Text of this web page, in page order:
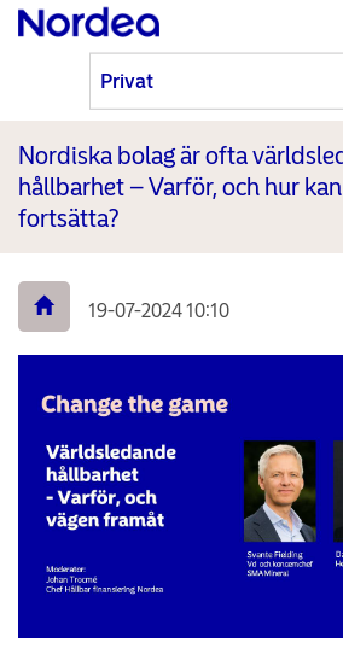
Nordiska bolag är ofta
hållbarhet – Varför, och hur
fortsätta?
19-07-2024 10:10